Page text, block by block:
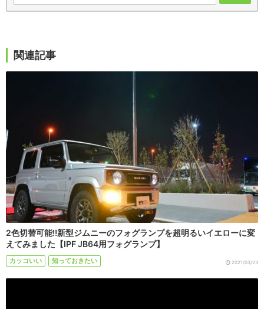
関連記事
2色切替可能!!新型ジムニーのフォグランプを超明るいイエローに変
えてみました【IPF JB64用フォグランプ】
カッコいい 知っておきたい 2021/03/23